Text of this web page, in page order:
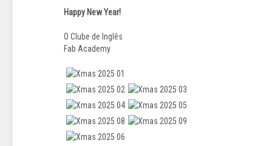
Happy New Year!
O Clube de Inglês
Fab Academy